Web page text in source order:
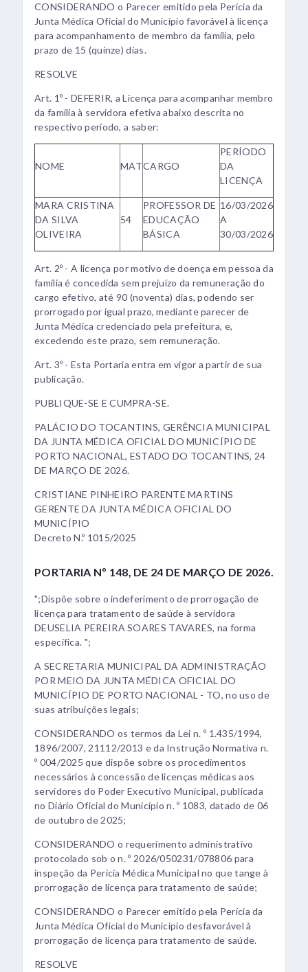
CONSIDERANDO o Parecer emitido pela Perícia da
Junta Médica Oficial do Município favorável à licença
para acompanhamento de membro da família, pelo
prazo de 15 (quinze) dias.
RESOLVE
Art. 1º - DEFERIR, a Licença para acompanhar membro
da família à servidora efetiva abaixo descrita no
respectivo período, a saber:
NOME MATCARGO
PERÍODO
DA
LICENÇA
MARA CRISTINA
DA SILVA
OLIVEIRA
54
PROFESSOR DE
EDUCAÇÃO
BÁSICA
16/03/2026
A
30/03/2026
Art. 2º - A licença por motivo de doença em pessoa da
família é concedida sem prejuízo da remuneração do
cargo efetivo, até 90 (noventa) dias, podendo ser
prorrogado por igual prazo, mediante parecer de
Junta Médica credenciado pela prefeitura, e,
excedendo este prazo, sem remuneração.
Art. 3º - Esta Portaria entra em vigor a partir de sua
publicação.
PUBLIQUE-SE E CUMPRA-SE.
PALÁCIO DO TOCANTINS, GERÊNCIA MUNICIPAL
DA JUNTA MÉDICA OFICIAL DO MUNICÍPIO DE
PORTO NACIONAL, ESTADO DO TOCANTINS, 24
DE MARÇO DE 2026.
CRISTIANE PINHEIRO PARENTE MARTINS
GERENTE DA JUNTA MÉDICA OFICIAL DO
MUNICÍPIO
Decreto N.º 1015/2025
PORTARIA Nº 148, DE 24 DE MARÇO DE 2026.
";Dispõe sobre o indeferimento de prorrogação de
licença para tratamento de saúde à servidora
DEUSELIA PEREIRA SOARES TAVARES, na forma
específica. ";
A SECRETARIA MUNICIPAL DA ADMINISTRAÇÃO
POR MEIO DA JUNTA MÉDICA OFICIAL DO
MUNICÍPIO DE PORTO NACIONAL - TO, no uso de
suas atribuições legais;
CONSIDERANDO os termos da Lei n. º 1.435/1994,
1896/2007, 21112/2013 e da Instrução Normativa n.
º 004/2025 que dispõe sobre os procedimentos
necessários à concessão de licenças médicas aos
servidores do Poder Executivo Municipal, publicada
no Diário Oficial do Município n. º 1083, datado de 06
de outubro de 2025;
CONSIDERANDO o requerimento administrativo
protocolado sob o n. º 2026/050231/078806 para
inspeção da Perícia Médica Municipal no que tange à
prorrogação de licença para tratamento de saúde;
CONSIDERANDO o Parecer emitido pela Perícia da
Junta Médica Oficial do Município desfavorável à
prorrogação de licença para tratamento de saúde.
RESOLVE